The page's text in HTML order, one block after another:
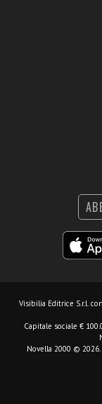
Visibilia Editrice S.r.l.
Capitale sociale €
Novella 2000 ©